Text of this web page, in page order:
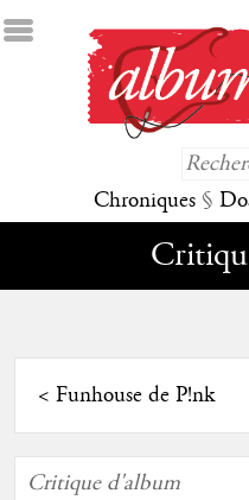
Chroniques §
< Funhouse de P!nk
Critique d'album